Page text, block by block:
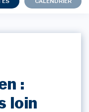
:
loin